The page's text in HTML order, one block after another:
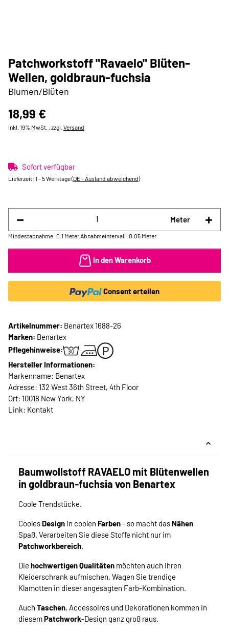
Patchworkstoff "Ravaelo" Blüten-
Wellen, goldbraun-fuchsia
Blumen/Blüten
18,99 €
inkl. 19% MwSt. , zzgl. Versand
Sofort verfügbar
Lieferzeit: 1 - 5 Werktage(DE - Ausland abweichend)
Meter
Mindestabnahme: 0.1 Meter Abnahmeintervall: 0.05 Meter
In den Warenkorb
Consent erteilen
Artikelnummer: Benartex 1688-26
Marken: Benartex
Pflegehinweise:
Hersteller Informationen:
Markenname: Benartex
Adresse: 132 West 36th Street, 4th Floor
Ort: 10018 New York, NY
Link: Kontakt
Baumwollstoff RAVAELO mit Blütenwellen
in goldbraun-fuchsia von Benartex
Coole Trendstücke.
Cooles Design in coolen Farben- so macht das Nähen
Spaß. Verarbeiten Sie diese Stoffe nicht nur im
Patchworkbereich.
Die hochwertigen Qualitäten möchten auch Ihren
Kleiderschrank aufmischen. Wagen Sie trendige
Klamotten in dieser angesagten Farb-Kombination.
Auch Taschen, Accessoires und Dekorationen kommen in
diesemPatchwork-Design ganz groß raus.